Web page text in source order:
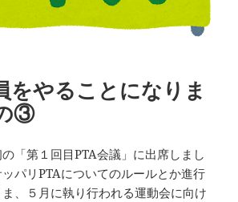
をやることになりま
③
「第１回目PTA会議」に出席しまし
パリPTAについてのルールとか進行
、５月に執り行われる運動会に向け